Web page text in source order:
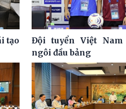
tạo
Đội tuyển Việt
ngôi đầu bảng